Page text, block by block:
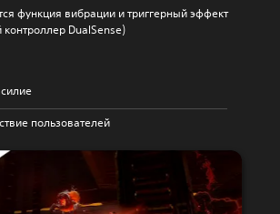
функция вибрации и триггерный эффект
DualSense)
пользователей